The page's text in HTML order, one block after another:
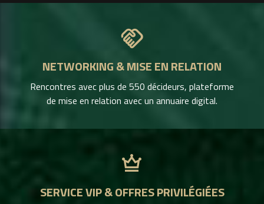
handshake
NETWORKING & MISE EN RELATION
Rencontres avec plus de 550 décideurs, plateforme
de mise en relation avec un annuaire digital.
crown
SERVICE VIP & OFFRES PRIVILÉGIÉES